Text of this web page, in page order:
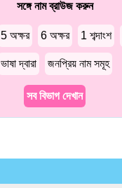
সঙ্গে নাম ব্রাউজ করুন
5 অক্ষর 6 অক্ষর 1 শব্দাংশ
ভাষা দ্বারা জনপ্রিয় নাম সমূহ
সব বিভাগ দেখান